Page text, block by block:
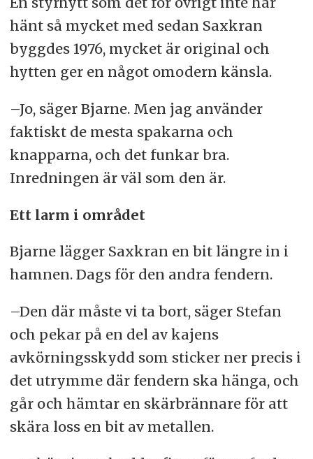
hänt så mycket med sedan Saxkran
byggdes 1976, mycket är original och
hytten ger en något omodern känsla.
–Jo, säger Bjarne. Men jag använder
faktiskt de mesta spakarna och
knapparna, och det funkar bra.
Inredningen är väl som den är.
Ett larm i området
Bjarne lägger Saxkran en bit längre in i
hamnen. Dags för den andra fendern.
–Den där måste vi ta bort, säger Stefan
och pekar på en del av kajens
avkörningsskydd som sticker ner precis i
det utrymme där fendern ska hänga, och
går och hämtar en skärbrännare för att
skära loss en bit av metallen.